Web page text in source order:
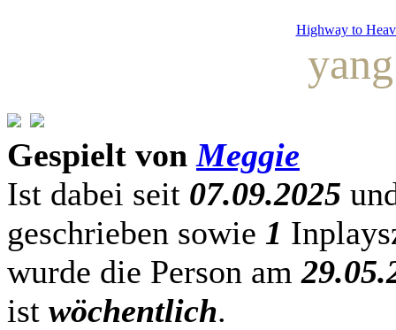
Highway to
Gespielt vonMeggie
Ist dabei seit 07.09.2025
geschrieben sowie 1
wurde die Person am
ist wöchentlich.